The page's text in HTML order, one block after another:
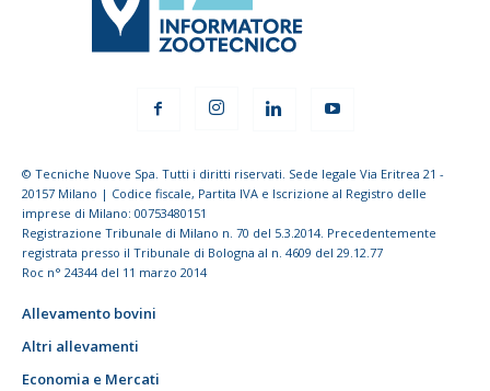
© Tecniche Nuove Spa. Tutti i diritti riservati. Sede legale Via Eritrea 21 -
20157 Milano | Codice fiscale, Partita IVA e Iscrizione al Registro delle
imprese di Milano: 00753480151
Registrazione Tribunale di Milano n. 70 del 5.3.2014. Precedentemente
registrata presso il Tribunale di Bologna al n. 4609 del 29.12.77
Roc n° 24344 del 11 marzo 2014
Allevamento bovini
Altri allevamenti
Economia e Mercati